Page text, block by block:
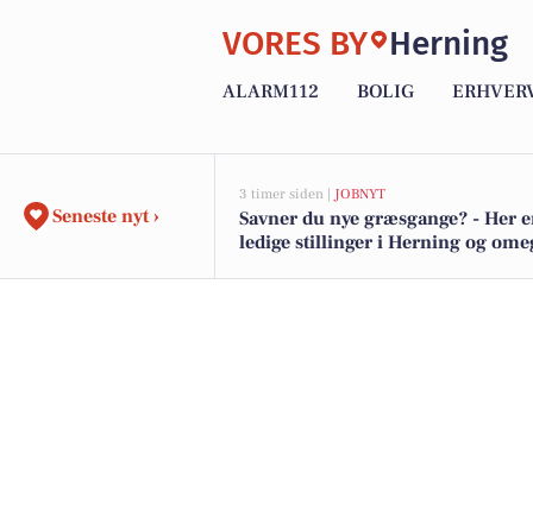
VORES BY Herning
ALARM112 BOLIG
Seneste nyt ›
3 timer siden | JOBNYT
Savner du nye græsgange? - Her
ledige stillinger i Herning og